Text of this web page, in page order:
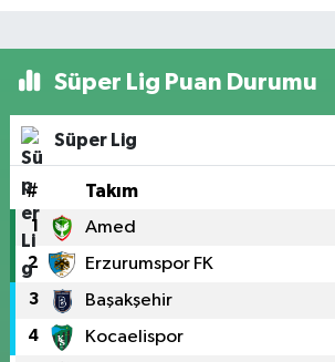
Süper Lig Puan Durumu
Süper Lig
# Takım
1 Amed
2 Erzurumspor FK
3 Başakşehir
4 Kocaelispor